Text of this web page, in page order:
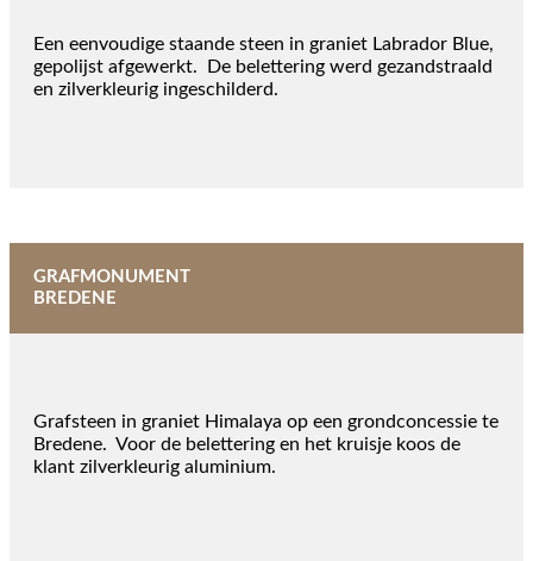
Een eenvoudige staande steen in graniet Labrador Blue,
gepolijst afgewerkt. De belettering werd gezandstraald
en zilverkleurig ingeschilderd.
GRAFMONUMENT
BREDENE
Grafsteen in graniet Himalaya op een grondconcessie te
Bredene. Voor de belettering en het kruisje koos de
klant zilverkleurig aluminium.